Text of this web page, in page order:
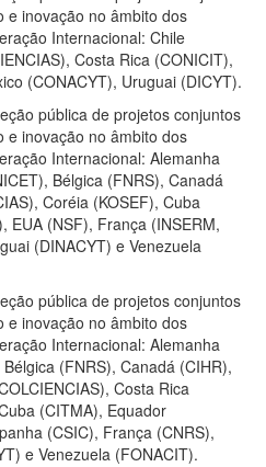
e inovação no âmbito dos
Internacional: Chile
Costa Rica (CONICIT),
(CONACYT), Uruguai (DICYT).
pública de projetos conjuntos
e inovação no âmbito dos
Internacional: Alemanha
Bélgica (FNRS), Canadá
Coréia (KOSEF), Cuba
EUA (NSF), França (INSERM,
(DINACYT) e Venezuela
pública de projetos conjuntos
e inovação no âmbito dos
Internacional: Alemanha
(FNRS), Canadá (CIHR),
Costa Rica
(CITMA), Equador
(CSIC), França (CNRS),
e Venezuela (FONACIT).